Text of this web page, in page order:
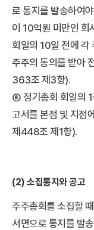
로 통지를 발송하여
이 10억원 미만인 회
회일의 10일 전에 각
주주의 동의를 받아
363조 제3항).
⑥ 정기총회 회일의 1
고서를 본점 및 지점
제448조 제1항).
(2) 소집통지와 공고
주주총회를 소집할
서면으로 통지를 발